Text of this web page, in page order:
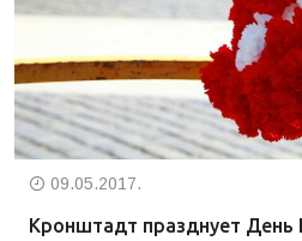
09.05.2017.
Кронштадт празднует День